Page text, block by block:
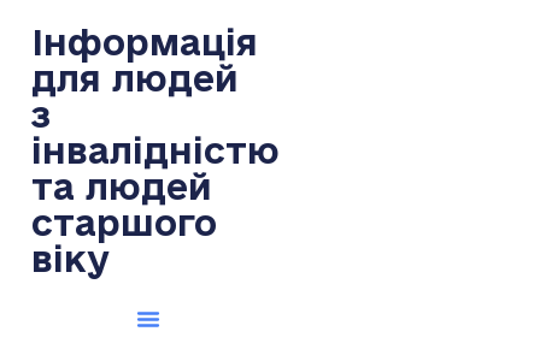
Інформація
для людей
з
інвалідністю
та людей
старшого
віку